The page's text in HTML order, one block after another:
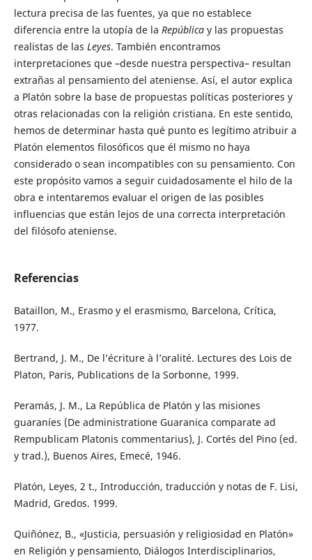
lectura precisa de las fuentes, ya que no establece
diferencia entre la utopía de la Repúblicay las propuestas
realistas de las Leyes. También encontramos
interpretaciones que –desde nuestra perspectiva– resultan
extrañas al pensamiento del ateniense. Así, el autor explica
a Platón sobre la base de propuestas políticas posteriores y
otras relacionadas con la religión cristiana. En este sentido,
hemos de determinar hasta qué punto es legítimo atribuir a
Platón elementos filosóficos que él mismo no haya
considerado o sean incompatibles con su pensamiento. Con
este propósito vamos a seguir cuidadosamente el hilo de la
obra e intentaremos evaluar el origen de las posibles
influencias que están lejos de una correcta interpretación
del filósofo ateniense.
Referencias
Bataillon, M., Erasmo y el erasmismo, Barcelona, Crítica,
1977.
Bertrand, J. M., De l’écriture à l’oralité. Lectures des Lois de
Platon, Paris, Publications de la Sorbonne, 1999.
Peramás, J. M., La República de Platón y las misiones
guaraníes (De administratione Guaranica comparate ad
Rempublicam Platonis commentarius), J. Cortés del Pino (ed.
y trad.), Buenos Aires, Emecé, 1946.
Platón, Leyes, 2 t., Introducción, traducción y notas de F. Lisi,
Madrid, Gredos. 1999.
Quiñónez, B., «Justicia, persuasión y religiosidad en Platón»
en Religión y pensamiento, Diálogos Interdisciplinarios,